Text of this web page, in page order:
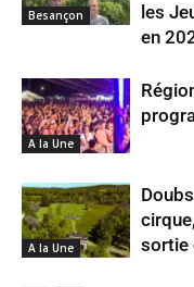
Besançon
les
en
A la Une
A la Une
sortie